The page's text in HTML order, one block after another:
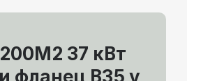
37 кВт
фланец В35 у